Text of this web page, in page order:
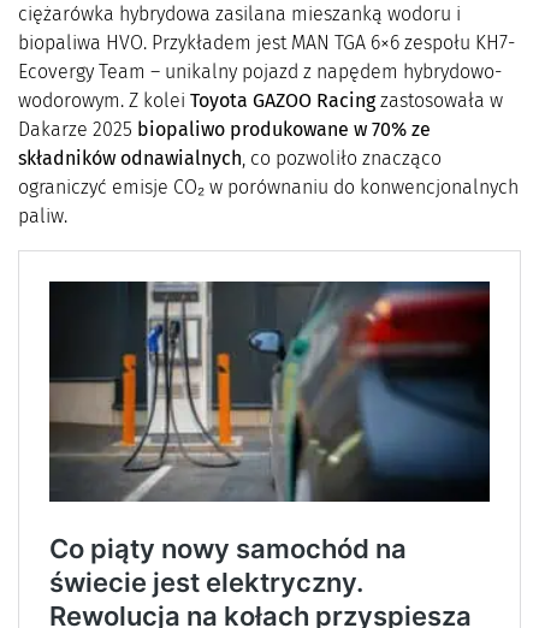
ciężarówka hybrydowa zasilana mieszanką wodoru i
biopaliwa HVO. Przykładem jest MAN TGA 6×6 zespołu KH7-
Ecovergy Team – unikalny pojazd z napędem hybrydowo-
wodorowym. Z kolei Toyota GAZOO Racingzastosowała w
Dakarze 2025 biopaliwo produkowane w 70% ze
składników odnawialnych, co pozwoliło znacząco
ograniczyć emisje CO₂ w porównaniu do konwencjonalnych
paliw.